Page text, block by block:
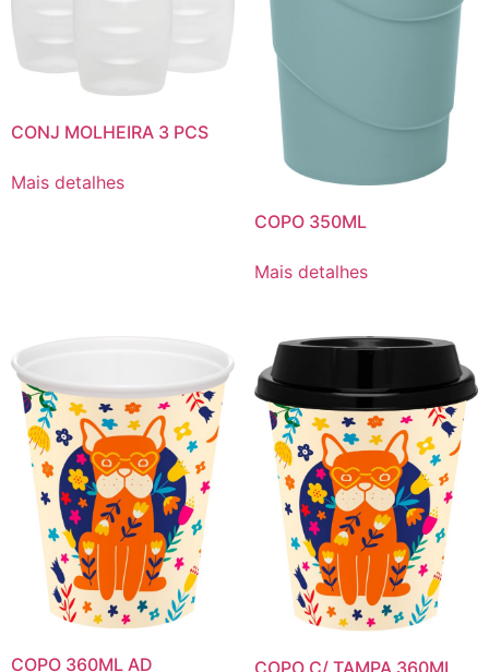
CONJ MOLHEIRA 3 PCS
Mais detalhes
COPO 350ML
Mais detalhes
COPO 360ML AD
COPO C/ TAMPA 360ML